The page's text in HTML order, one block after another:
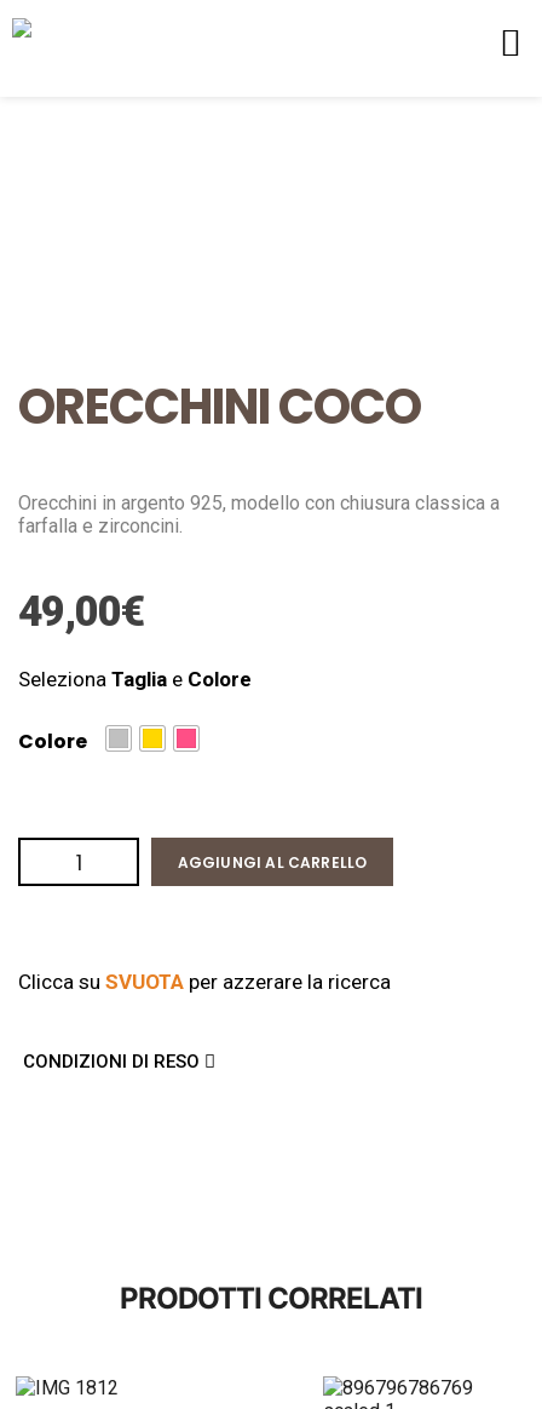
ORECCHINI COCO
Orecchini in argento 925, modello con chiusura classica a
farfalla e zirconcini.
49,00€
Seleziona Taglia e Colore
Colore
AGGIUNGI AL CARRELLO
Clicca su SVUOTA per azzerare la ricerca
CONDIZIONI DI RESO
PRODOTTI CORRELATI